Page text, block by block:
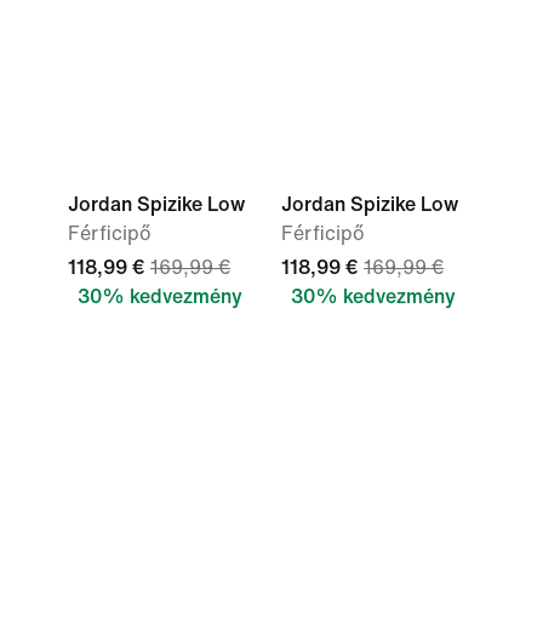
Jordan Spizike Low
Férficipő
118,99 € 169,99 €
30% kedvezmény
Jordan Spizike Low
Férficipő
118,99 € 169,99 €
30% kedvezmény